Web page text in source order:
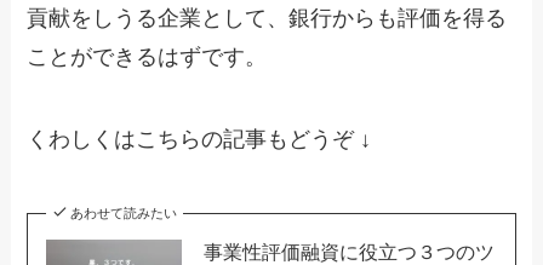
貢献をしうる企業として、銀行からも評価を得る
ことができるはずです。
くわしくはこちらの記事もどうぞ ↓
あわせて読みたい
事業性評価融資に役立つ３つのツ